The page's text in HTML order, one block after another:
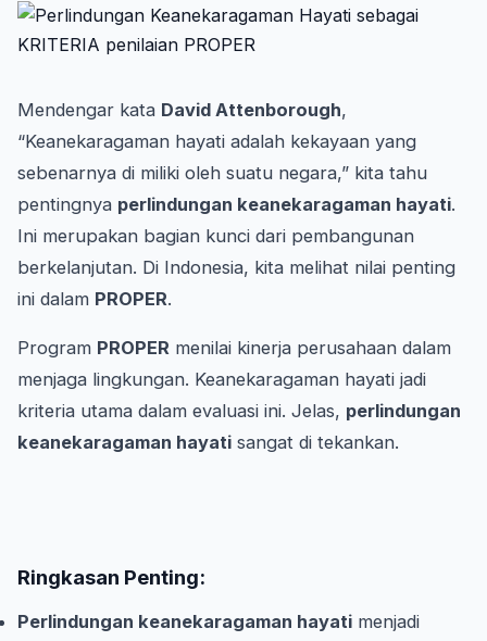
Mendengar kata David Attenborough,
“Keanekaragaman hayati adalah kekayaan yang
sebenarnya di miliki oleh suatu negara,” kita tahu
pentingnya perlindungan keanekaragaman hayati.
Ini merupakan bagian kunci dari pembangunan
berkelanjutan. Di Indonesia, kita melihat nilai penting
ini dalam PROPER.
Program PROPER menilai kinerja perusahaan dalam
menjaga lingkungan. Keanekaragaman hayati jadi
kriteria utama dalam evaluasi ini. Jelas, perlindungan
keanekaragaman hayati sangat di tekankan.
Ringkasan Penting:
Perlindungan keanekaragaman hayati menjadi